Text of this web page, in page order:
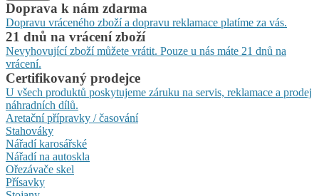
Doprava k nám zdarma
Dopravu vráceného zboží a dopravu reklamace platíme za vás.
21 dnů na vrácení zboží
Nevyhovující zboží můžete vrátit. Pouze u nás máte 21 dnů na
vrácení.
Certifikovaný prodejce
U všech produktů poskytujeme záruku na servis, reklamace a prodej
náhradních dílů.
Aretační přípravky / časování
Stahováky
Nářadí karosářské
Nářadí na autoskla
Ořezávače skel
Přísavky